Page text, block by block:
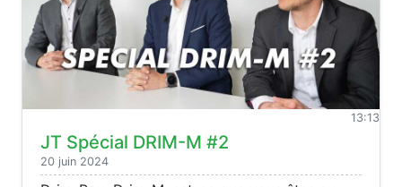
13:13
JT Spécial DRIM-M #2
20 juin 2024